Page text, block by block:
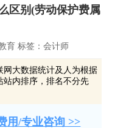
区别(劳动保护费属
育 标签：会计师
网大数据统计及人为根据
站内排序，排名不分先
用/专业咨询 >>